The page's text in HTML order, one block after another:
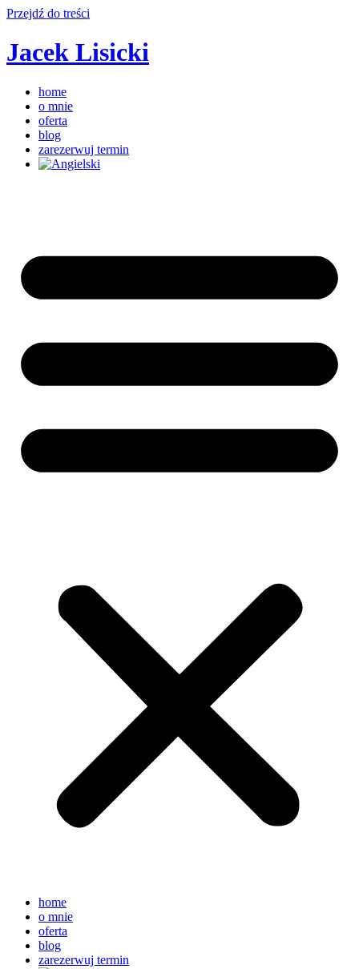
Przejdź do treści
Jacek Lisicki
home
o mnie
oferta
blog
zarezerwuj termin
home
o mnie
oferta
blog
zarezerwuj termin